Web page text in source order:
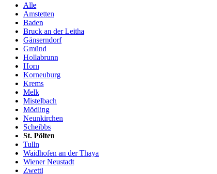
Alle
Amstetten
Baden
Bruck an der Leitha
Gänserndorf
Gmünd
Hollabrunn
Horn
Korneuburg
Krems
Melk
Mistelbach
Mödling
Neunkirchen
Scheibbs
St. Pölten
Tulln
Waidhofen an der Thaya
Wiener Neustadt
Zwettl